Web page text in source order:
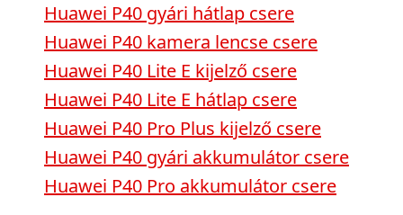
Huawei P40 gyári hátlap csere
Huawei P40 kamera lencse csere
Huawei P40 Lite E kijelző csere
Huawei P40 Lite E hátlap csere
Huawei P40 Pro Plus kijelző csere
Huawei P40 gyári akkumulátor csere
Huawei P40 Pro akkumulátor csere